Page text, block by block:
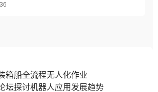
箱船全流程无人化作业
坛探讨机器人应用发展趋势